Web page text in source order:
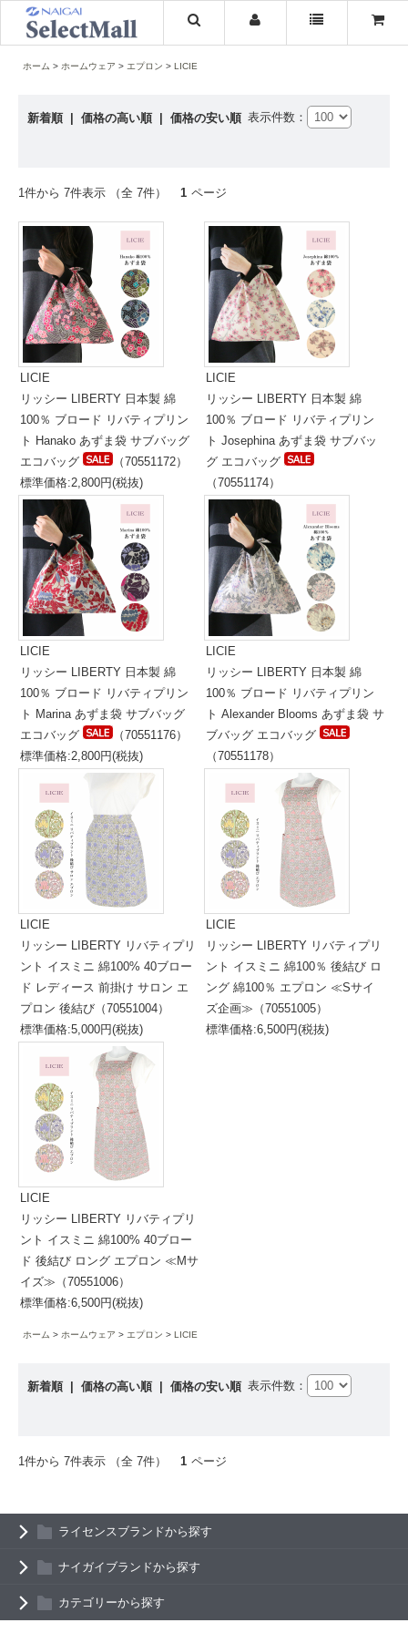
ホーム ホームウェア エプロン LICIE
新着順 価格の高い順 価格の安い順 表示件数：
1件から 7件表示 （全 7件） 1 ページ
LICIE
リッシー LIBERTY 日本製 綿
100％ ブロード リバティプリン
ト Hanako あずま袋 サブバッグ
エコバッグ
（70551172）
標準価格:2,800円(税抜)
LICIE
リッシー LIBERTY 日本製 綿
100％ ブロード リバティプリン
ト Josephina あずま袋 サブバッ
グ エコバッグ
（70551174）
標準価格:2,800円(税抜)
LICIE
リッシー LIBERTY 日本製 綿
100％ ブロード リバティプリン
ト Marina あずま袋 サブバッグ
エコバッグ
（70551176）
標準価格:2,800円(税抜)
LICIE
リッシー LIBERTY 日本製 綿
100％ ブロード リバティプリン
ト Alexander Blooms あずま袋 サ
ブバッグ エコバッグ
（70551178）
標準価格:2,800円(税抜)
LICIE
リッシー LIBERTY リバティプリ
ント イスミニ 綿100% 40ブロー
ド レディース 前掛け サロン エ
プロン 後結び（70551004）
標準価格:5,000円(税抜)
LICIE
リッシー LIBERTY リバティプリ
ント イスミニ 綿100％ 後結び ロ
ング 綿100％ エプロン ≪Sサイ
ズ企画≫（70551005）
標準価格:6,500円(税抜)
LICIE
リッシー LIBERTY リバティプリ
ント イスミニ 綿100% 40ブロー
ド 後結び ロング エプロン ≪Mサ
イズ≫（70551006）
標準価格:6,500円(税抜)
ホーム ホームウェア エプロン LICIE
新着順 価格の高い順 価格の安い順 表示件数：
1件から 7件表示 （全 7件） 1 ページ
ライセンスブランドから探す
ナイガイブランドから探す
カテゴリーから探す